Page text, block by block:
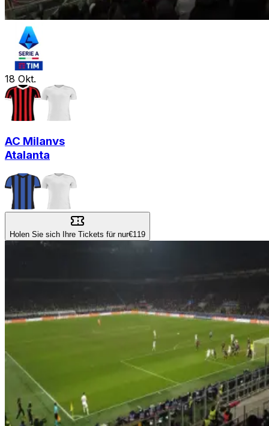
18 Okt.
AC Milanvs
Atalanta
Holen Sie sich Ihre Tickets für nur€119